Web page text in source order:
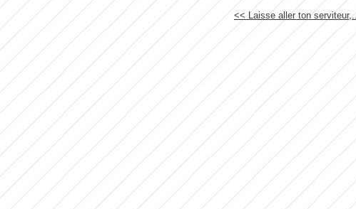
<< Laisse aller ton serviteur,...